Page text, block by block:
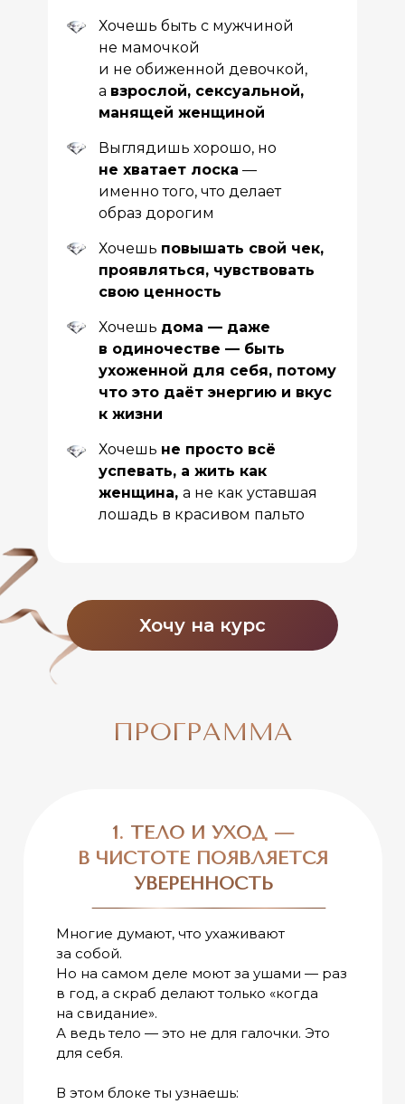
Хочу на курс
Хочешь быть с мужчиной
не мамочкой
и не обиженной девочкой,
а взрослой, сексуальной,
манящей женщиной
Выглядишь хорошо, но
не хватает лоска —
именно того, что делает
образ дорогим
Хочешь повышать свой чек,
проявляться, чувствовать
свою ценность
Хочешь дома — даже
в одиночестве — быть
ухоженной для себя, потому
что это даёт энергию и вкус
к жизни
Хочешь не просто всё
успевать, а жить как
женщина, а не как уставшая
лошадь в красивом пальто
ПРОГРАММА
1. ТЕЛО И УХОД —
В ЧИСТОТЕ ПОЯВЛЯЕТСЯ
УВЕРЕННОСТЬ
Многие думают, что ухаживают
за собой.
Но на самом деле моют за ушами — раз
в год, а скраб делают только «когда
на свидание».
А ведь тело — это не для галочки. Это
для себя.
В этом блоке ты узнаешь: